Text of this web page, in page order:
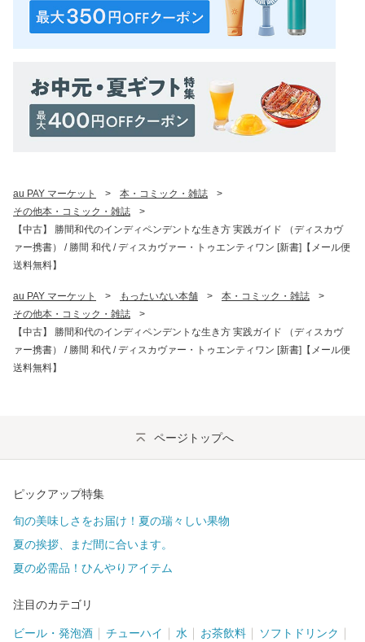
au PAY マーケット > 本・コミック・雑誌
>
その他本・コミック・雑誌
>
【中古】 勝間和代のインディペンデントな生き方 実践ガイド （ディスカヴ
ァー携書） / 勝間 和代 / ディスカヴァー・トゥエンティワン [新書]【メール便
送料無料】
au PAY マーケット > もったいない本舗 > 本・コミック・雑誌
>
その他本・コミック・雑誌
>
【中古】 勝間和代のインディペンデントな生き方 実践ガイド （ディスカヴ
ァー携書） / 勝間 和代 / ディスカヴァー・トゥエンティワン [新書]【メール便
送料無料】
ページトップへ
ピックアップ特集
旬の美味しさをお届け！夏の瑞々しい果物
夏の挨拶、まだ間に合います。
夏の必需品！ひんやりアイテム
注目のカテゴリ
ビール・発泡酒 チューハイ 水 お茶飲料 ソフトドリンク